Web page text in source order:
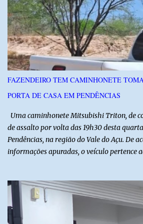
técnicas, a feira contará com
agosto, o público poderá prestigiar o show
seguido de apresentação musical de Vê
reforça a importância do Distrito de
referência na fruticultura irrigada,
FAZENDEIRO TEM CAMINHONETE
PORTA DE CASA EM PENDÊNCIAS
Uma caminhonete Mitsubishi Triton, de
de assalto por volta das 19h30 desta
Pendências, na região do Vale do Açu. De
informações apuradas, o veículo pertence
anunciaram o assalto no momento em que
residência, no Centro da cidade. Ainda
testemunhas, os suspeitos utilizavam